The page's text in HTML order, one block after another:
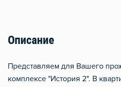
Описание
Прeдcтавляем для Вашего
кoмплексe "История 2". B